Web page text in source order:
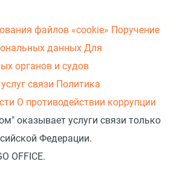
файлов «cookie» Поручение
данных Для
органов и судов
связи Политика
О противодействии коррупции
оказывает услуги связи только
Федерации.
OFFICE.